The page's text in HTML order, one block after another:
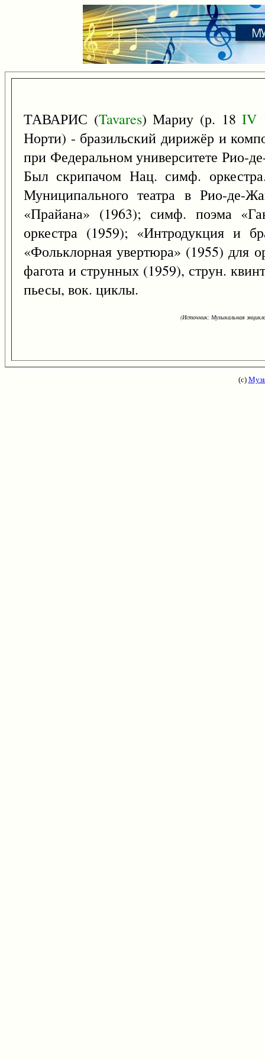
ТАВАРИС (Tavares) Мариу (р. 18IV
Норти) - бразильский дирижёр и
при Федеральном университете Рио-
Был скрипачом Нац. симф.
Муниципального театра в Рио-де-
«Прайана» (1963); симф. поэма
оркестра (1959); «Интродукция и
«Фольклорная увертюра» (1955) для
фагота и струнных (1959), струн.
пьесы, вок. циклы.
(Источник: Музыкальная
(с)